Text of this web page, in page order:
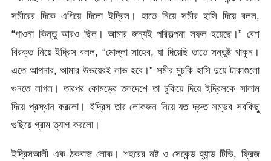
সমীরের দিকে এগিয়ে দিলো ইদ্রিস। হাতে নিয়ে সমীর হাসি দিয়ে বলল,
“পাওনা কিন্তু আরও ছিল। আমার জন্যই পরিকল্পনা সফল হয়েছে।” বেশ
বিরক্ত নিয়ে ইদ্রিস বলল, “মোল্লা সাহেব, যা দিয়েছি তাতে সন্তুষ্ট থাকুন।
এতে আপনার, আমার উভয়েরই লাভ হবে।” সমীর মুচকি হাসি দুয়ে টাকাগুলো
গুনতে লাগল। তারপর কোমড়ের তলদেশে তা ঢুকিয়ে দিয়ে ইদ্রিসকে সালাম
দিয়ে প্রস্থান করলো। ইদ্রিস তার লোকজন নিয়ে যত দ্রুত সম্ভব সবকিছু
গুছিয়ে গ্রাম ত্যাগ করলো।
ইদ্রিসআলী এক ঠকবাজ লোক। শহরের নষ্ট ও সেকেন্ড হ্যান্ড টিভি, ফ্রিজ